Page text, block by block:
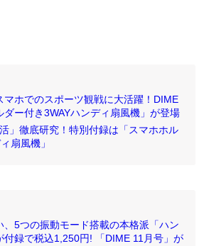
マホでのスポーツ観戦に大活躍！DIME
ー付き3WAYハンディ扇風機」が登場
」徹底研究！特別付録は「スマホホル
扇風機」
、5つの振動モード搭載の本格派「ハン
付録で税込1,250円! 「DIME 11月号」が